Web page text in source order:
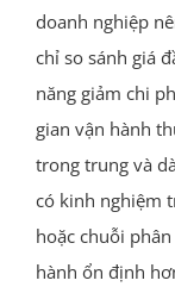
doanh nghiệp
chỉ so sánh giá
năng giảm chi
gian vận hành
trong trung và
có kinh nghiệm
hoặc chuỗi
hành ổn định